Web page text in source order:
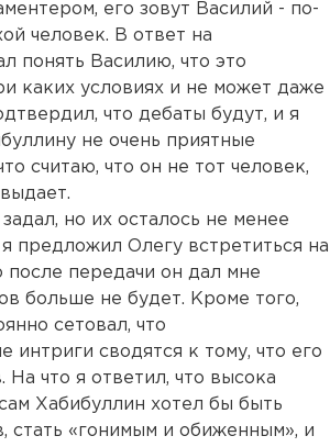
его зовут Василий - по-
человек. В ответ на
понять Василию, что это
каких условиях и не может даже
что дебаты будут, и я
не очень приятные
считаю, что он не тот человек,
но их осталось не менее
предложил Олегу встретиться на
после передачи он дал мне
больше не будет. Кроме того,
сетовал, что
интриги сводятся к тому, что его
На что я ответил, что высока
Хабибуллин хотел бы быть
стать «гонимым и обиженным», и